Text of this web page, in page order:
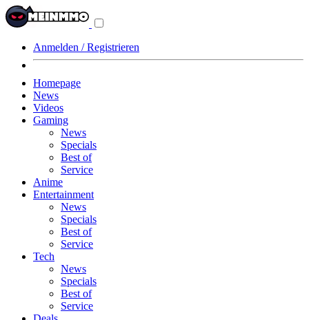
Anmelden / Registrieren
Homepage
News
Videos
Gaming
News
Specials
Best of
Service
Anime
Entertainment
News
Specials
Best of
Service
Tech
News
Specials
Best of
Service